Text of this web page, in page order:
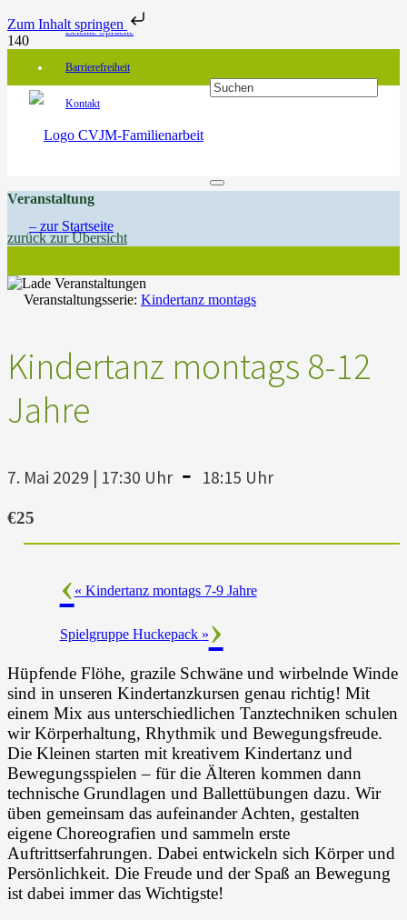
Zum Inhalt springen
Leichte Sprache
Barrierefreiheit
Kontakt
Veranstaltung
zurück zur Übersicht
Veranstaltungsserie: Kindertanz montags
Kindertanz montags 8-12
Jahre
7. Mai 2029 | 17:30 Uhr - 18:15 Uhr
€25
« Kindertanz montags 7-9 Jahre
Spielgruppe Huckepack »
Hüpfende Flöhe, grazile Schwäne und wirbelnde Winde
sind in unseren Kindertanzkursen genau richtig! Mit
einem Mix aus unterschiedlichen Tanztechniken schulen
wir Körperhaltung, Rhythmik und Bewegungsfreude.
Die Kleinen starten mit kreativem Kindertanz und
Bewegungsspielen – für die Älteren kommen dann
technische Grundlagen und Ballettübungen dazu. Wir
üben gemeinsam das aufeinander Achten, gestalten
eigene Choreografien und sammeln erste
Auftrittserfahrungen. Dabei entwickeln sich Körper und
Persönlichkeit. Die Freude und der Spaß an Bewegung
ist dabei immer das Wichtigste!